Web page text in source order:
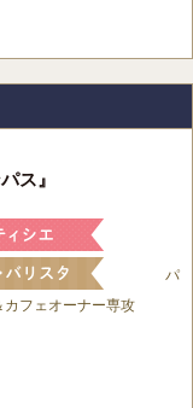
ス』
パ
カフェオーナー専攻